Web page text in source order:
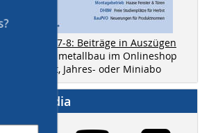
zur Ausgabe 7-8: Beiträge in Auszügen
Bestellen Sie metallbau im Onlineshop
als Einzelheft, Jahres- oder Miniabo
Social Media